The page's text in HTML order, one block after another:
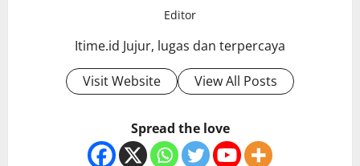
Editor
Itime.id Jujur, lugas dan terpercaya
Visit Website
View All Posts
Spread the love